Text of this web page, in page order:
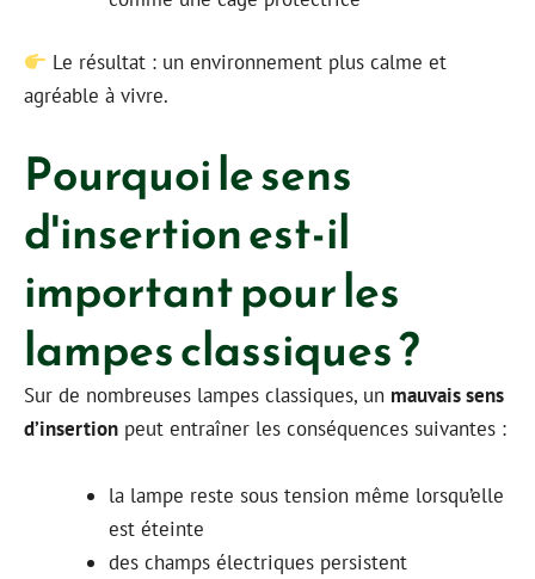
Le résultat : un environnement plus calme et
agréable à vivre.
Pourquoi le sens
d'insertion est-il
important pour les
lampes classiques ?
Sur de nombreuses lampes classiques, un mauvais sens
d’insertion peut entraîner les conséquences suivantes :
la lampe reste sous tension même lorsqu’elle
est éteinte
des champs électriques persistent